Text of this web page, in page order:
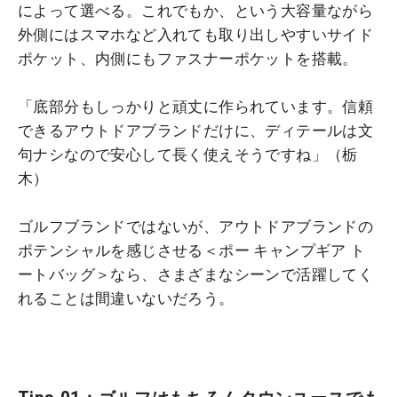
によって選べる。これでもか、という大容量ながら
外側にはスマホなど入れても取り出しやすいサイド
ポケット、内側にもファスナーポケットを搭載。
「底部分もしっかりと頑丈に作られています。信頼
できるアウトドアブランドだけに、ディテールは文
句ナシなので安心して長く使えそうですね」（栃
木）
ゴルフブランドではないが、アウトドアブランドの
ポテンシャルを感じさせる＜ポー キャンプギア ト
ートバッグ＞なら、さまざまなシーンで活躍してく
れることは間違いないだろう。